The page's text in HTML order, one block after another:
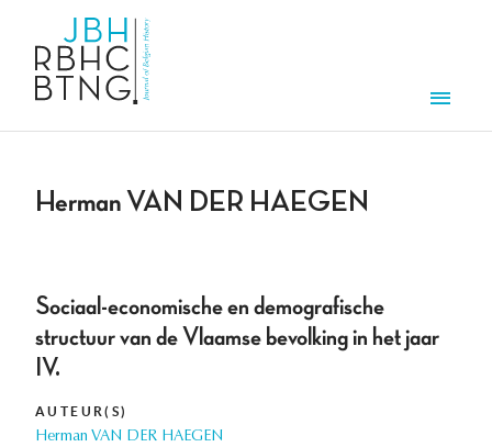
Herman VAN DER HAEGEN
Sociaal-economische en demografische
structuur van de Vlaamse bevolking in het jaar
IV.
AUTEUR(S)
Herman VAN DER HAEGEN